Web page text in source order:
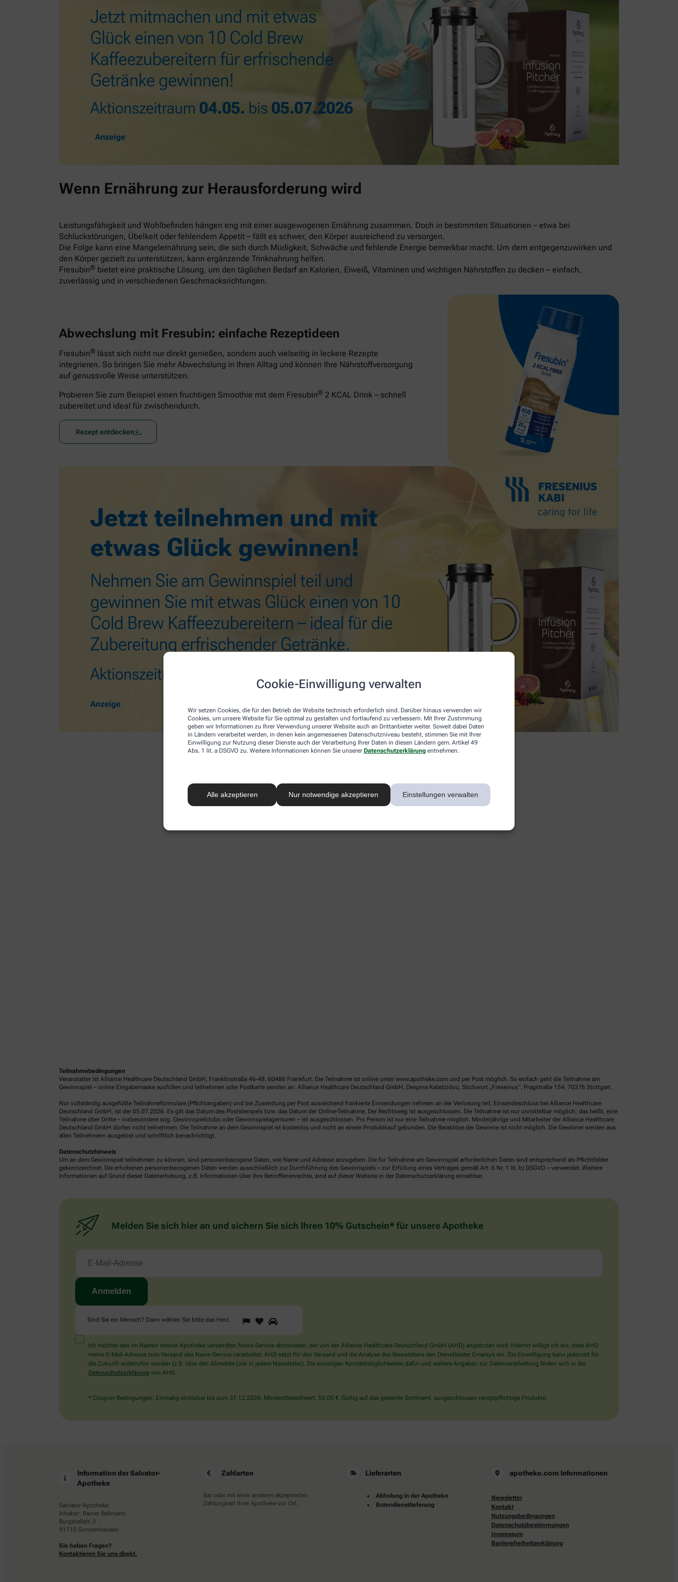
Cookie-Einwilligung verwalten
Wir setzen Cookies, die für den Betrieb der Website technisch erforderlich sind. Darüber hinaus verwenden wir
Cookies, um unsere Website für Sie optimal zu gestalten und fortlaufend zu verbessern. Mit Ihrer Zustimmung
geben wir Informationen zu Ihrer Verwendung unserer Website auch an Drittanbieter weiter. Soweit dabei Daten
in Ländern verarbeitet werden, in denen kein angemessenes Datenschutzniveau besteht, stimmen Sie mit Ihrer
Einwilligung zur Nutzung dieser Dienste auch der Verarbeitung Ihrer Daten in diesen Ländern gem. Artikel 49
Abs. 1 lit. a DSGVO zu. Weitere Informationen können Sie unserer Datenschutzerklärung entnehmen.
Alle akzeptieren Nur notwendige akzeptieren Einstellungen verwalten
Wenn Ernährung zur Herausforderung wird
Leistungsfähigkeit und Wohlbefinden hängen eng mit einer ausgewogenen Ernährung zusammen. Doch in bestimmten Situationen – etwa bei
Schluckstörungen, Übelkeit oder fehlendem Appetit – fällt es schwer, den Körper ausreichend zu versorgen.
Die Folge kann eine Mangelernährung sein, die sich durch Müdigkeit, Schwäche und fehlende Energie bemerkbar macht. Um dem entgegenzuwirken und
den Körper gezielt zu unterstützen, kann ergänzende Trinknahrung helfen.
Fresubin® bietet eine praktische Lösung, um den täglichen Bedarf an Kalorien, Eiweiß, Vitaminen und wichtigen Nährstoffen zu decken – einfach,
zuverlässig und in verschiedenen Geschmacksrichtungen.
Abwechslung mit Fresubin: einfache Rezeptideen
Fresubin® lässt sich nicht nur direkt genießen, sondern auch vielseitig in leckere Rezepte
integrieren. So bringen Sie mehr Abwechslung in Ihren Alltag und können Ihre Nährstoffversorgung
auf genussvolle Weise unterstützen.
Probieren Sie zum Beispiel einen fruchtigen Smoothie mit dem Fresubin® 2 KCAL Drink – schnell
zubereitet und ideal für zwischendurch.
Rezept entdecken
Teilnahmebedingungen
Veranstalter ist Alliance Healthcare Deutschland GmbH, Franklinstraße 46-48, 60486 Frankfurt. Die Teilnahme ist online unter www.apotheke.com und per Post möglich. So einfach geht die Teilnahme am
Gewinnspiel – online Eingabemaske ausfüllen und teilnehmen oder Postkarte senden an: Alliance Healthcare Deutschland GmbH, Despina Kalaitzidou, Stichwort „Fresenius“, Pragstraße 154, 70376 Stuttgart.
Nur vollständig ausgefüllte Teilnahmeformulare (Pflichtangaben) und bei Zusendung per Post ausreichend frankierte Einsendungen nehmen an der Verlosung teil. Einsendeschluss bei Alliance Healthcare
Deutschland GmbH, ist der 05.07.2026. Es gilt das Datum des Poststempels bzw. das Datum der Online-Teilnahme. Der Rechtsweg ist ausgeschlossen. Die Teilnahme ist nur unmittelbar möglich; das heißt, eine
Teilnahme über Dritte – insbesondere sog. Gewinnspielclubs oder Gewinnspielagenturen – ist ausgeschlossen. Pro Person ist nur eine Teilnahme möglich. Minderjährige und Mitarbeiter der Alliance Healthcare
Deutschland GmbH dürfen nicht teilnehmen. Die Teilnahme an dem Gewinnspiel ist kostenlos und nicht an einem Produktkauf gebunden. Die Barablöse der Gewinne ist nicht möglich. Die Gewinner werden aus
allen Teilnehmern ausgelost und schriftlich benachrichtigt.
Datenschutzhinweis
Um an dem Gewinnspiel teilnehmen zu können, sind personenbezogene Daten, wie Name und Adresse anzugeben. Die für Teilnahme am Gewinnspiel erforderlichen Daten sind entsprechend als Pflichtfelder
gekennzeichnet. Die erhobenen personenbezogenen Daten werden ausschließlich zur Durchführung des Gewinnspiels – zur Erfüllung eines Vertrages gemäß Art. 6 Nr. 1 lit. b) DSGVO – verwendet. Weitere
Informationen auf Grund dieser Datenerhebung, z.B. Informationen über Ihre Betroffenenrechte, sind auf dieser Website in der Datenschutzerklärung einsehbar.
Melden Sie sich hier an und sichern Sie sich Ihren 10% Gutschein* für unsere Apotheke
Sind Sie ein Mensch? Dann wählen Sie bitte das Herz.
Sind
Sie
Mensch?
Dann
wählen
Herz.
1 2
Ich möchte den im Namen meiner Apotheke versandten News-Service abonnieren, der von der Alliance Healthcare Deutschland GmbH (AHD) angeboten wird. Hiermit willige ich ein, dass AHD
meine E-Mail-Adresse zum Versand des News-Service verarbeitet. AHD setzt für den Versand und die Analyse des Newsletters den Dienstleister Emarsys ein. Die Einwilligung kann jederzeit für
die Zukunft widerrufen werden (z.B. über den Abmelde-Link in jedem Newsletter). Die sonstigen Kontaktmöglichkeiten dafür und weitere Angaben zur Datenverarbeitung finden sich in der
Datenschutzerklärung von AHD.
* Coupon-Bedingungen: Einmalig einlösbar bis zum 31.12.2026. Mindestbestellwert: 50,00 €. Gültig auf das gesamte Sortiment, ausgeschlossen rezeptpflichtige Produkte.
Information der Salvator-
Apotheke
Salvator-Apotheke
Inhaber: Rainer Bellmann
Burgstallstr. 3
91710 Gunzenhausen
Sie haben Fragen?
Kontaktieren Sie uns direkt.
Zahlarten
Bar oder mit einer anderen akzeptierten
Zahlungsart Ihrer Apotheke vor Ort.
Lieferarten
Abholung in der Apotheke
Botendienstlieferung
apotheke.com Informationen
Newsletter
Kontakt
Nutzungsbedingungen
Datenschutzbestimmungen
Impressum
Barrierefreiheitserklärung